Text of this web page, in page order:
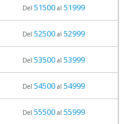
Del 51500al 51999
Del 52500al 52999
Del 53500al 53999
Del 54500al 54999
Del 55500al 55999